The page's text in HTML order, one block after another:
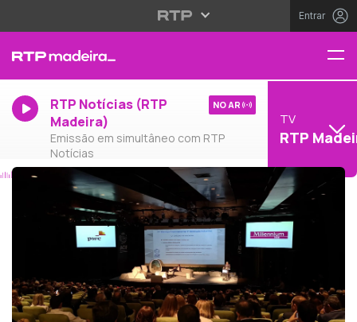
Entrar
RTP Notícias (RTP
Madeira)
Emissão em simultâneo com RTP
Notícias
NO AR
TV
RTP